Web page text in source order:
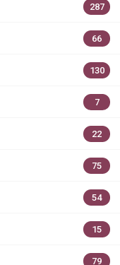
287
66
130
7
22
75
54
15
79